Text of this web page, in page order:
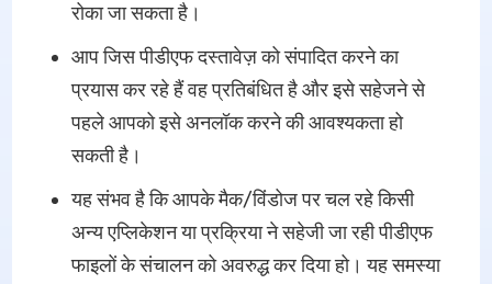
रोका जा सकता है।
आप जिस पीडीएफ दस्तावेज़ को संपादित करने का
प्रयास कर रहे हैं वह प्रतिबंधित है और इसे सहेजने से
पहले आपको इसे अनलॉक करने की आवश्यकता हो
सकती है।
यह संभव है कि आपके मैक/विंडोज पर चल रहे किसी
अन्य एप्लिकेशन या प्रक्रिया ने सहेजी जा रही पीडीएफ
फाइलों के संचालन को अवरुद्ध कर दिया हो। यह समस्या